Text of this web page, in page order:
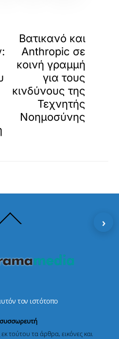
Βατικανό και
Anthropic σε
κοινή γραμμή
για τους
κινδύνους της
Τεχνητής
Νοημοσύνης
To
τον ιστότοπο
συσσωρευτή
τούτου τα άρθρα, εικόνες και
›